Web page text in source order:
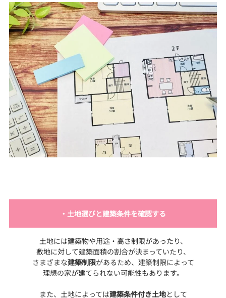
・土地選びと建築条件を確認する
土地には建築物や用途・高さ制限があったり、
敷地に対して建築面積の割合が決まっていたり、
さまざまな建築制限があるため、建築制限によって
理想の家が建てられない可能性もあります。
また、土地によっては建築条件付き土地として